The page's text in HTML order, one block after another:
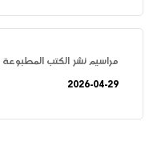
مراسيم نشر الكتب المطبوعة
2026-04-29